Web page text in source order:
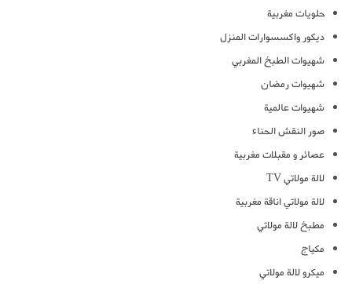
حلويات مغربية
ديكور واكسسوارات المنزل
شهيوات الطبخ المغربي
شهيوات رمضان
شهيوات عالمية
صور النقش الحناء
عصائر و مقبلات مغربية
لالة مولاتي TV
لالة مولاتي اناقة مغربية
مطبخ لالة مولاتي
مكياج
ميكرو لالة مولاتي